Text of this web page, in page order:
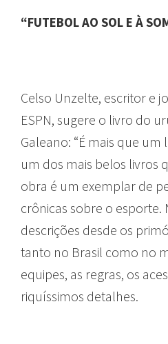
“FUTEBOL AO SOL E À
Celso Unzelte, escritor e
ESPN, sugere o livro do
Galeano: “É mais que
um dos mais belos livros
obra é um exemplar de
crônicas sobre o esporte.
descrições desde os
tanto no Brasil como no
equipes, as regras, os
riquíssimos detalhes.